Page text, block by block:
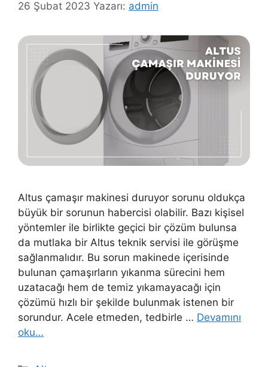
26 Şubat 2023 Yazarı: admin
Altus çamaşır makinesi duruyor sorunu oldukça
büyük bir sorunun habercisi olabilir. Bazı kişisel
yöntemler ile birlikte geçici bir çözüm bulunsa
da mutlaka bir Altus teknik servisi ile görüşme
sağlanmalıdır. Bu sorun makinede içerisinde
bulunan çamaşırların yıkanma sürecini hem
uzatacağı hem de temiz yıkamayacağı için
çözümü hızlı bir şekilde bulunmak istenen bir
sorundur. Acele etmeden, tedbirle … Devamını
oku…